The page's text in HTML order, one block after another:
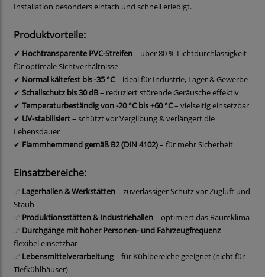
Installation besonders einfach und schnell erledigt.
Produktvorteile:
✔ Hochtransparente PVC-Streifen– über 80 % Lichtdurchlässigkeit
für optimale Sichtverhältnisse
✔ Normal kältefest bis -35 °C– ideal für Industrie, Lager & Gewerbe
✔ Schallschutz bis 30 dB– reduziert störende Geräusche effektiv
✔ Temperaturbeständig von -20 °C bis +60 °C– vielseitig einsetzbar
✔ UV-stabilisiert– schützt vor Vergilbung & verlängert die
Lebensdauer
✔ Flammhemmend gemäß B2 (DIN 4102)– für mehr Sicherheit
Einsatzbereiche:
✅ Lagerhallen & Werkstätten– zuverlässiger Schutz vor Zugluft und
Staub
✅ Produktionsstätten & Industriehallen– optimiert das Raumklima
✅ Durchgänge mit hoher Personen- und Fahrzeugfrequenz–
flexibel einsetzbar
✅ Lebensmittelverarbeitung– für Kühlbereiche geeignet (nicht für
Tiefkühlhäuser)